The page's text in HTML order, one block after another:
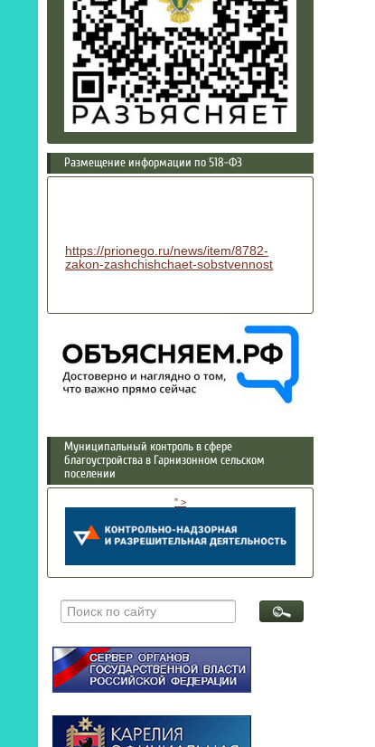
Размещение информации по 518-ФЗ
https://prionego.ru/news/item/8782-
zakon-zashchishchaet-sobstvennost
Муниципальный контроль в сфере
благоустройства в Гарнизонном сельском
поселении
" >